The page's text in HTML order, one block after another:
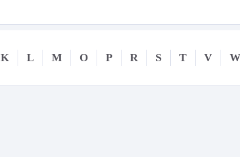
K L M O P R S T V W